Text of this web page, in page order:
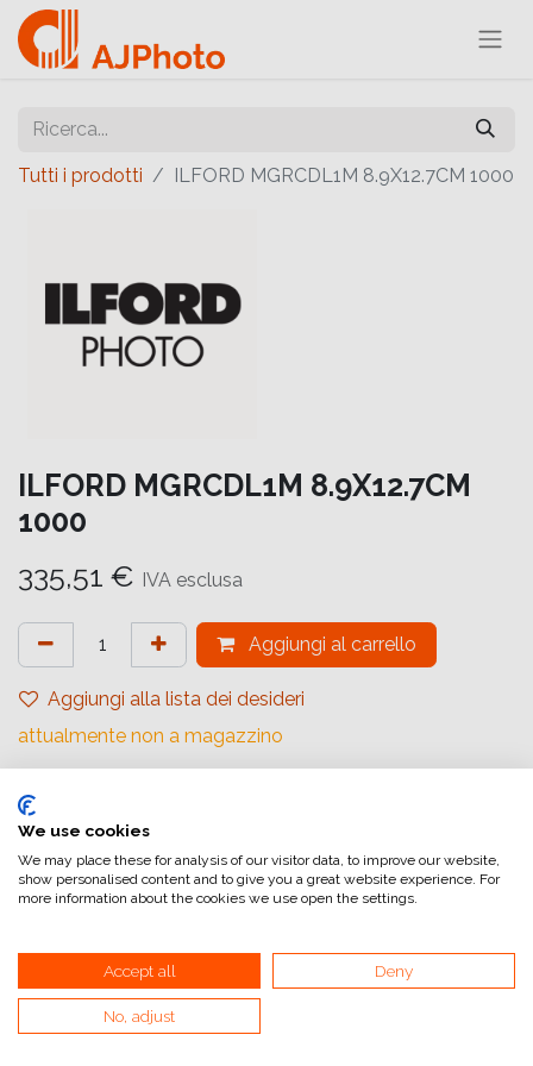
Tutti i prodotti ILFORD MGRCDL1M 8.9X12.7CM 1000
ILFORD MGRCDL1M 8.9X12.7CM
1000
335,51 € IVA esclusa
Aggiungi al carrello
Aggiungi alla lista dei desideri
attualmente non a magazzino
Tipologia:Rivestimento in Resina
Gradiente:Carta a Contrasto Variabile
Quantità (Fogli):>100
Superficie:Lucida
Superficie Tonale:
We use cookies
We may place these for analysis of our visitor data, to improve our website,
show personalised content and to give you a great website experience. For
more information about the cookies we use open the settings.
Accept all Deny
No, adjust